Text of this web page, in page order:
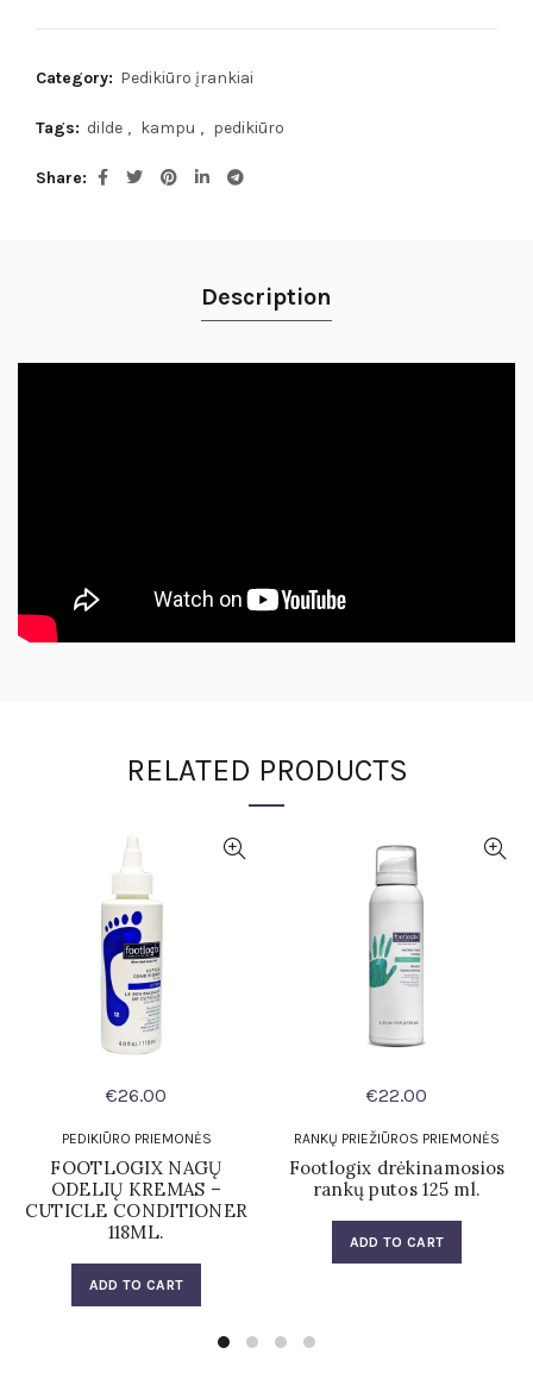
Category: Pedikiūro įrankiai
Tags: dilde , kampu , pedikiūro
Share
Description
RELATED PRODUCTS
€26.00
PEDIKIŪRO PRIEMONĖS
FOOTLOGIX NAGŲ
ODELIŲ KREMAS –
CUTICLE CONDITIONER
118ML.
ADD TO CART
€22.00
RANKŲ PRIEŽIŪROS PRIEMONĖS
Footlogix drėkinamosios
rankų putos 125 ml.
ADD TO CART